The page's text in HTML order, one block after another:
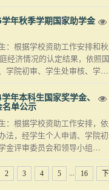
年秋季学期国家助学金
：根据学校资助工作安排和
经济情况的认定结果，依照
学院初审、学生处审核、学…
年本科生国家奖学金、
单公示
：根据学校资助工作安排，
法，经学生个人申请、学院
金评审委员会和领导小组…
2 3 4 5 16